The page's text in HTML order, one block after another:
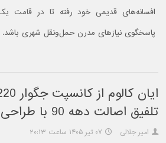
افسانه‌های قدیمی خود رفته تا در قامت
پاسخگوی نیازهای مدرن حمل‌ونقل شهری باشد.
تلفیق اصالت دهه 90 با طراحی مدرن
امیر جلالی ۰۷ تیر ۱۴۰۵ ساعت ۲۰:۱۳